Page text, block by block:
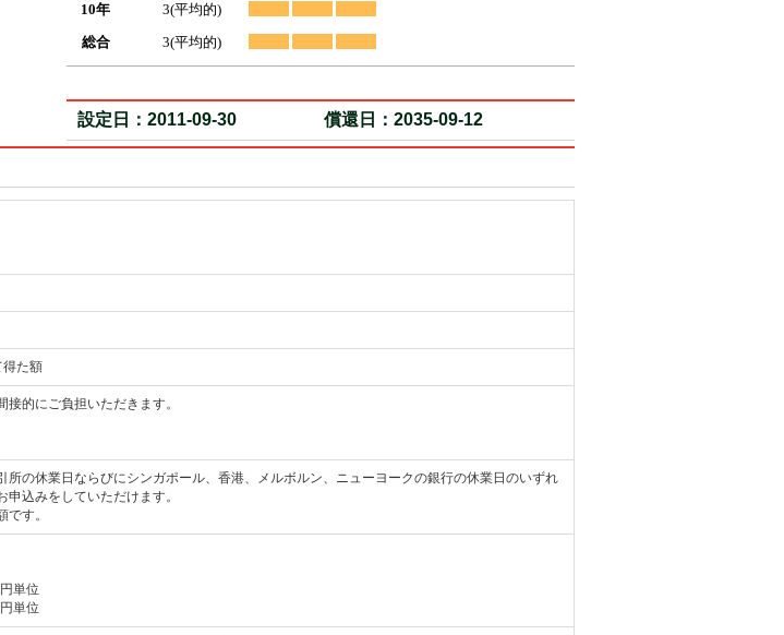
10年
総合
3(平均的)
3(平均的)
設定日：2011-09-30 償還日：2035-09-12
得た額
的にご負担いただきます。
所の休業日ならびにシンガポール、香港、メルボルン、ニューヨークの銀行の休業日のいずれ
込みをしていただけます。
す。
単位
単位